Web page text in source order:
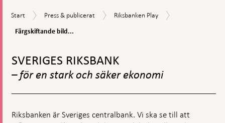
Start
Start
Press
publicerat
Press & publicerat
Riksbanken
Riksbanken Play
Färgskiftande bild...
toppnavigation
SVERIGES RIKSBANK
– för en stark och säker ekonomi
Riksbanken är Sveriges centralbank. Vi ska se till att